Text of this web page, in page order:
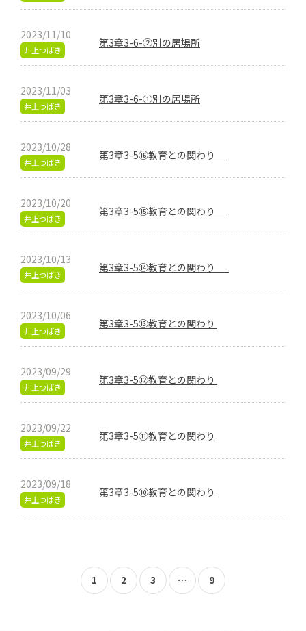
2023/11/10
井上つばき
第3章3-6-②別の居場所
2023/11/03
井上つばき
第3章3-6-①別の居場所
2023/10/28
井上つばき
第3章3-5⑯教育との関わり
2023/10/20
井上つばき
第3章3-5⑮教育との関わり
2023/10/13
井上つばき
第3章3-5⑭教育との関わり
2023/10/06
井上つばき
第3章3-5⑬教育との関わり
2023/09/29
井上つばき
第3章3-5⑫教育との関わり
2023/09/22
井上つばき
第3章3-5⑪教育との関わり
2023/09/18
井上つばき
第3章3-5⑩教育との関わり
1 2 3 … 9